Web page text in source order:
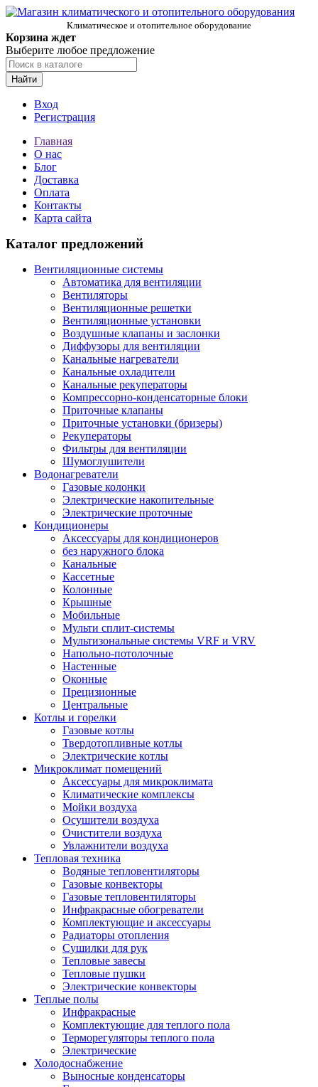
Климатическое и отопительное оборудование
Корзина ждет
Выберите любое предложение
Найти
Вход
Регистрация
Главная
О нас
Блог
Доставка
Оплата
Контакты
Карта сайта
Каталог предложений
Вентиляционные системы
Автоматика для вентиляции
Вентиляторы
Вентиляционные решетки
Вентиляционные установки
Воздушные клапаны и заслонки
Диффузоры для вентиляции
Канальные нагреватели
Канальные охладители
Канальные рекуператоры
Компрессорно-конденсаторные блоки
Приточные клапаны
Приточные установки (бризеры)
Рекуператоры
Фильтры для вентиляции
Шумоглушители
Водонагреватели
Газовые колонки
Электрические накопительные
Электрические проточные
Кондиционеры
Аксессуары для кондиционеров
без наружного блока
Канальные
Кассетные
Колонные
Крышные
Мобильные
Мульти сплит-системы
Мультизональные системы VRF и VRV
Напольно-потолочные
Настенные
Оконные
Прецизионные
Центральные
Котлы и горелки
Газовые котлы
Твердотопливные котлы
Электрические котлы
Микроклимат помещений
Аксессуары для микроклимата
Климатические комплексы
Мойки воздуха
Осушители воздуха
Очистители воздуха
Увлажнители воздуха
Тепловая техника
Водяные тепловентиляторы
Газовые конвекторы
Газовые тепловентиляторы
Инфракрасные обогреватели
Комплектующие и аксессуары
Радиаторы отопления
Сушилки для рук
Тепловые завесы
Тепловые пушки
Электрические конвекторы
Теплые полы
Инфракрасные
Комплектующие для теплого пола
Терморегуляторы теплого пола
Электрические
Холодоснабжение
Выносные конденсаторы